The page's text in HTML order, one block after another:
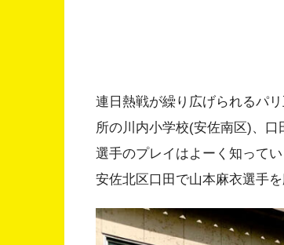
連日熱戦が繰り広げられるパ
所の川内小学校(安佐南区)、
選手のプレイはよーく知って
安佐北区口田で山本麻衣選手